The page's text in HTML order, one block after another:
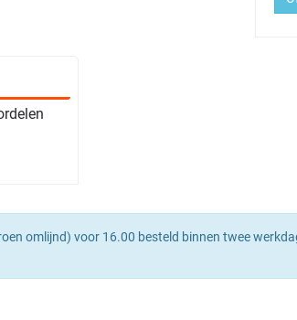
omlijnd) voor 16.00 besteld binnen twee